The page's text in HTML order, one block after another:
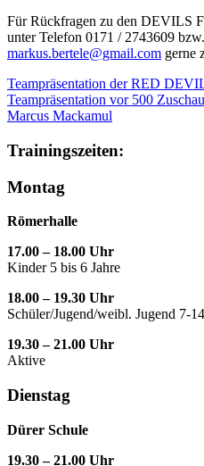
Für Rückfragen zu den DEVILS
unter Telefon 0171 / 2743609
markus.bertele@gmail.com gerne
Teampräsentation der RED
Teampräsentation vor 500
Marcus Mackamul
Trainingszeiten:
Montag
Römerhalle
17.00 – 18.00 Uhr
Kinder 5 bis 6 Jahre
18.00 – 19.30 Uhr
Schüler/Jugend/weibl. Jugend 7-
19.30 – 21.00 Uhr
Aktive
Dienstag
Dürer Schule
19.30 – 21.00 Uhr